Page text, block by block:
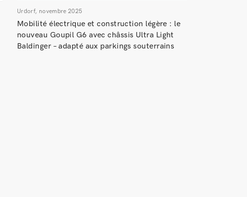
Urdorf, novembre 2025
Mobilité électrique et construction légère : le
nouveau Goupil G6 avec châssis Ultra Light
Baldinger – adapté aux parkings souterrains